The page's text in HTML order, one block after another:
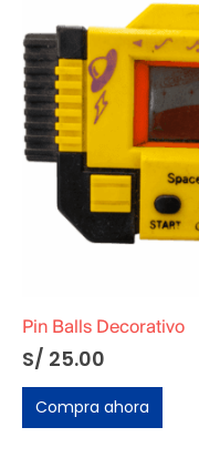
S/ 5.00
Compra ahora